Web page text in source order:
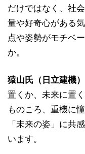
だけではなく、社
量や好奇心がある
点や姿勢がモチベ
か。
猿山氏（日立建機）
置くか、未来に置
ものころ、重機に
「未来の姿」に共
います。